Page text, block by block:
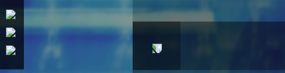
PUBLICAÇÕES
MAPA